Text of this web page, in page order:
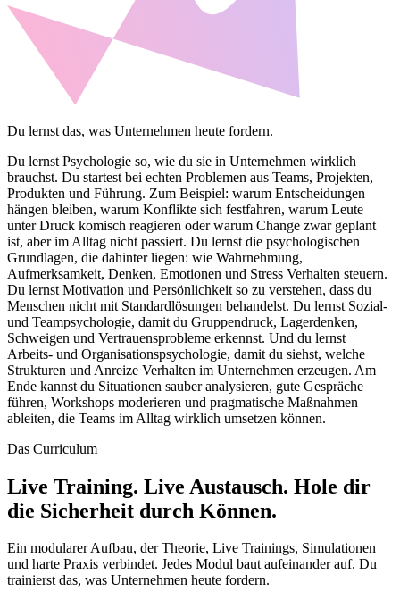
Du lernst das, was Unternehmen heute fordern.
Du lernst Psychologie so, wie du sie in Unternehmen wirklich
brauchst. Du startest bei echten Problemen aus Teams, Projekten,
Produkten und Führung. Zum Beispiel: warum Entscheidungen
hängen bleiben, warum Konflikte sich festfahren, warum Leute
unter Druck komisch reagieren oder warum Change zwar geplant
ist, aber im Alltag nicht passiert. Du lernst die psychologischen
Grundlagen, die dahinter liegen: wie Wahrnehmung,
Aufmerksamkeit, Denken, Emotionen und Stress Verhalten steuern.
Du lernst Motivation und Persönlichkeit so zu verstehen, dass du
Menschen nicht mit Standardlösungen behandelst. Du lernst Sozial-
und Teampsychologie, damit du Gruppendruck, Lagerdenken,
Schweigen und Vertrauensprobleme erkennst. Und du lernst
Arbeits- und Organisationspsychologie, damit du siehst, welche
Strukturen und Anreize Verhalten im Unternehmen erzeugen. Am
Ende kannst du Situationen sauber analysieren, gute Gespräche
führen, Workshops moderieren und pragmatische Maßnahmen
ableiten, die Teams im Alltag wirklich umsetzen können.
Das Curriculum
Live Training. Live Austausch. Hole dir
die Sicherheit durch Können.
Ein modularer Aufbau, der Theorie, Live Trainings, Simulationen
und harte Praxis verbindet. Jedes Modul baut aufeinander auf. Du
trainierst das, was Unternehmen heute fordern.